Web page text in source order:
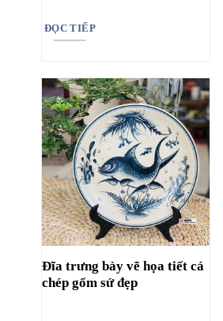
ĐỌC TIẾP
Đĩa trưng bày vẽ họa tiết cá
chép gốm sứ đẹp